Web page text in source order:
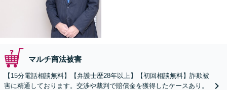
マルチ商法被害
【15分電話相談無料】【弁護士歴28年以上】【初回相談無料】詐欺被
害に精通しております。交渉や裁判で賠償金を獲得したケースあり。